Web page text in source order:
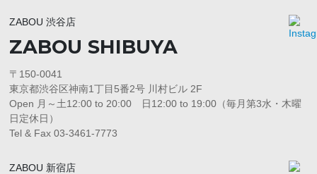
ZABOU 渋谷店
ZABOU SHIBUYA
〒150-0041
東京都渋谷区神南1丁目5番2号 川村ビル 2F
Open 月～土12:00 to 20:00 日12:00 to 19:00（毎月第3水・木曜
日定休日）
Tel & Fax 03-3461-7773
ZABOU 新宿店